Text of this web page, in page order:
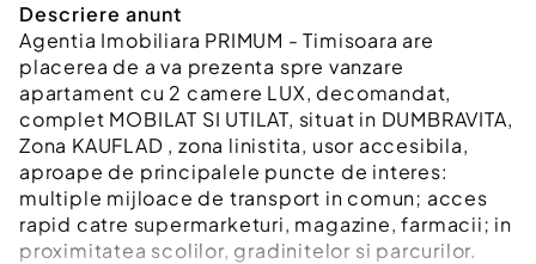
Descriere anunt
Agentia Imobiliara PRIMUM - Timisoara are
placerea de a va prezenta spre vanzare
apartament cu 2 camere LUX, decomandat,
complet MOBILAT SI UTILAT, situat in DUMBRAVITA,
Zona KAUFLAD , zona linistita, usor accesibila,
aproape de principalele puncte de interes:
multiple mijloace de transport in comun; acces
rapid catre supermarketuri, magazine, farmacii; in
proximitatea scolilor, gradinitelor si parcurilor.